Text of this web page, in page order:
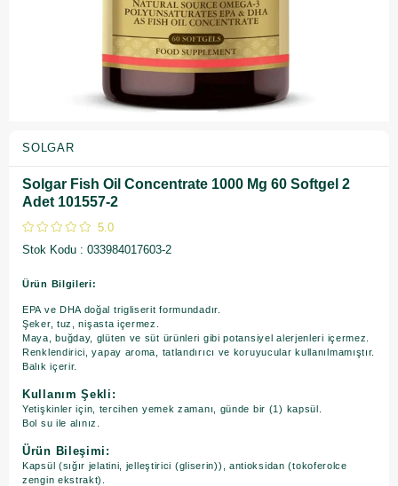
SOLGAR
Solgar Fish Oil Concentrate 1000 Mg 60 Softgel 2
Adet 101557-2
5.0
Stok Kodu
033984017603-2
Ürün Bilgileri:
EPA ve DHA doğal trigliserit formundadır.
Şeker, tuz, nişasta içermez.
Maya, buğday, glüten ve süt ürünleri gibi potansiyel alerjenleri içermez.
Renklendirici, yapay aroma, tatlandırıcı ve koruyucular kullanılmamıştır.
Balık içerir.
Kullanım Şekli:
Yetişkinler için, tercihen yemek zamanı, günde bir (1) kapsül.
Bol su ile alınız.
Ürün Bileşimi:
Kapsül (sığır jelatini, jelleştirici (gliserin)), antioksidan (tokoferolce
zengin ekstrakt).